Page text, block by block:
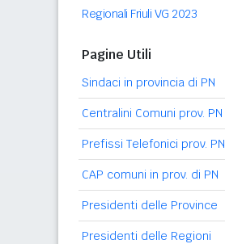
Regionali Friuli VG 2023
Pagine Utili
Sindaci in provincia di PN
Centralini Comuni prov. PN
Prefissi Telefonici prov. PN
CAP comuni in prov. di PN
Presidenti delle Province
Presidenti delle Regioni